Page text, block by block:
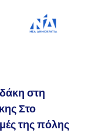
στη
Στο
της πόλης